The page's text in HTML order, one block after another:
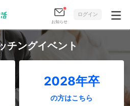
お知らせ
ログイン
チングイベント
2028年卒
の方はこちら